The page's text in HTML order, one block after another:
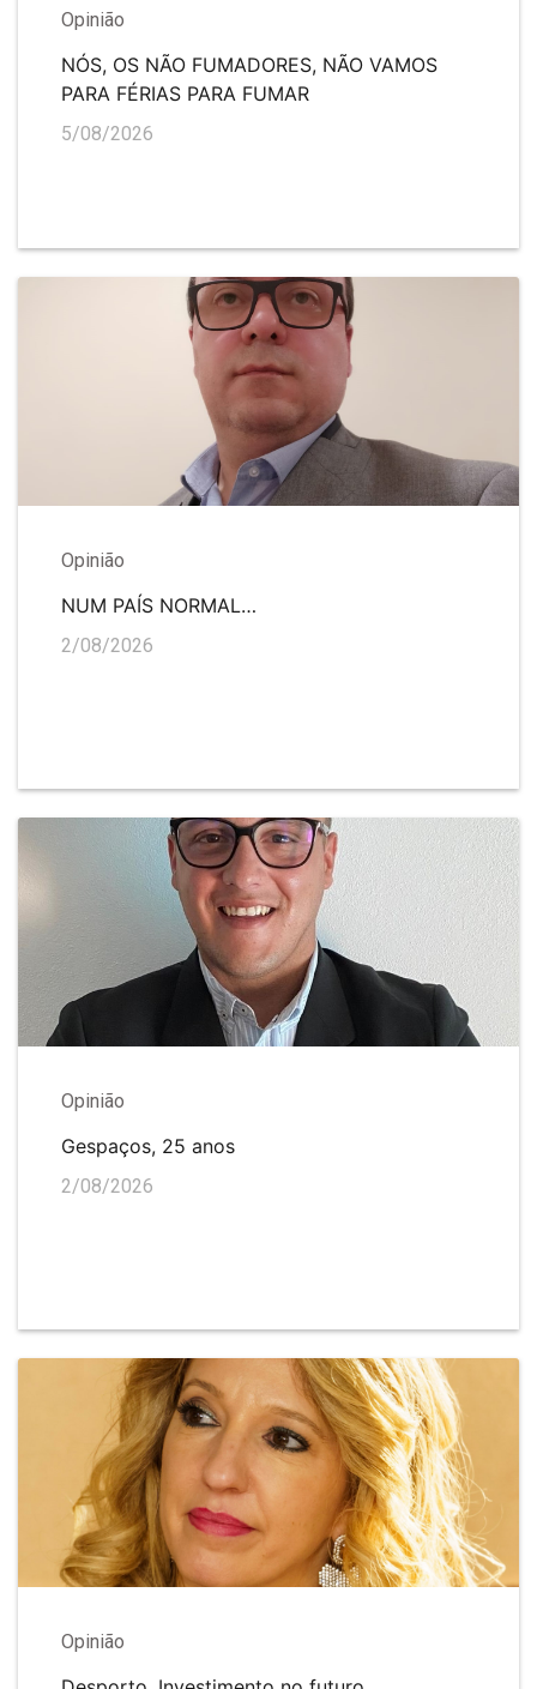
Opinião
NÓS, OS NÃO FUMADORES, NÃO VAMOS
PARA FÉRIAS PARA FUMAR
5/08/2026
Opinião
NUM PAÍS NORMAL…
2/08/2026
Opinião
Gespaços, 25 anos
2/08/2026
Opinião